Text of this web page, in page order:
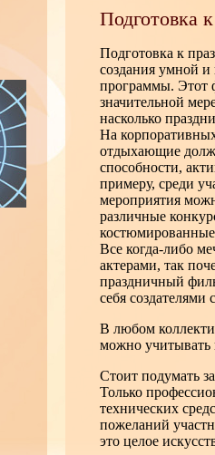
Подготовка
Подготовка к
создания умной и
программы. Этот
значительной
насколько
На
отдыхающие
способности,
примеру, среди
мероприятия
различные
Все когда-либо
актерами, так
праздничный
себя создателями
В любом
можно учитывать
Стоит подумать
Только
технических
пожеланий
это целое